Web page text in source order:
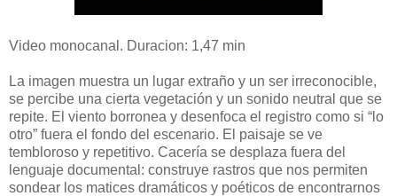
Video monocanal. Duracion: 1,47 min
La imagen muestra un lugar extraño y un ser irreconocible,
se percibe una cierta vegetación y un sonido neutral que se
repite. El viento borronea y desenfoca el registro como si “lo
otro” fuera el fondo del escenario. El paisaje se ve
tembloroso y repetitivo. Cacería se desplaza fuera del
lenguaje documental: construye rastros que nos permiten
sondear los matices dramáticos y poéticos de encontrarnos